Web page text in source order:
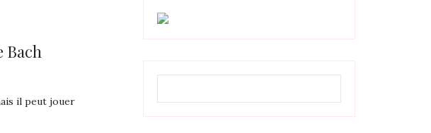
Bach
il peut jouer